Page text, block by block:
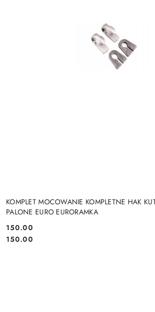
KOMPLET MOCOWANIE KOMPLETNE HAK
PALONE EURO EURORAMKA
Cena:
150.00
Cena:
150.00